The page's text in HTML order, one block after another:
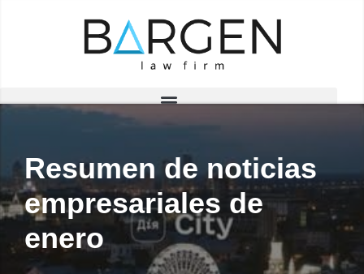
Resumen de noticias
empresariales de
enero